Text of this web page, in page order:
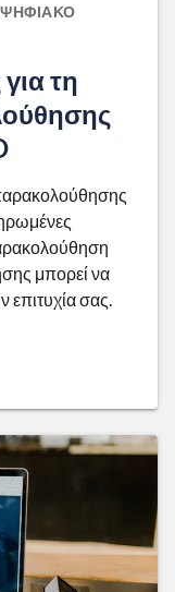
ΨΗΦΙΑΚΌ
τη
μπορεί να
επιτυχία σας.